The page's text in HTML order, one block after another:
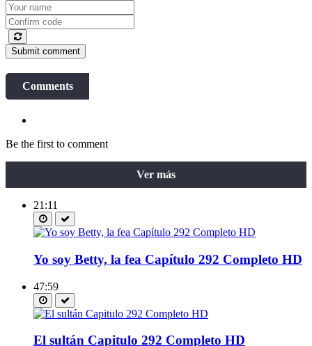
Submit comment
Comments
Be the first to comment
Ver más
21:11
Yo soy Betty, la fea Capítulo 292 Completo HD
47:59
El sultán Capitulo 292 Completo HD